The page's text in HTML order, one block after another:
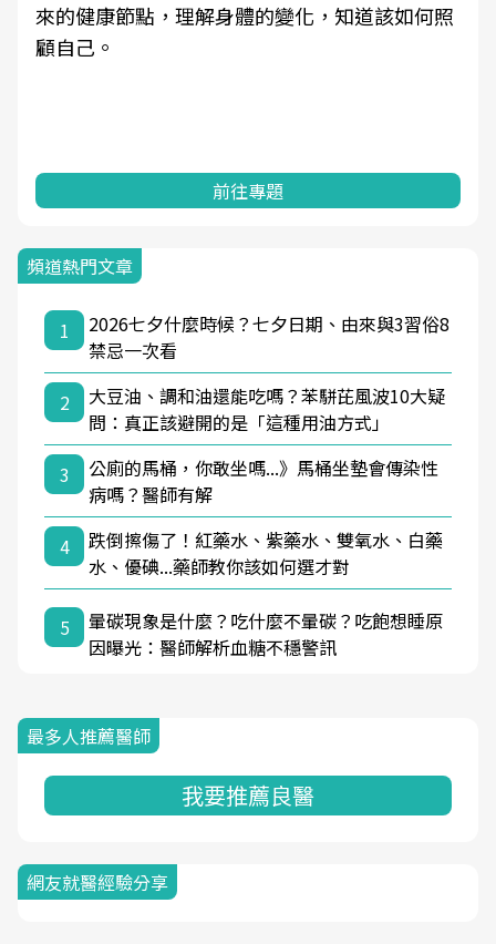
健檢服務大調查」，以倡議健康促進為目的，深
耕健康篩檢之於台灣民眾健康的關鍵角色，並透
前往專題
頻道熱門文章
1
2026七夕什麼時候？七夕日期、由來與3習俗8
禁忌一次看
2
大豆油、調和油還能吃嗎？苯駢芘風波10大疑
問：真正該避開的是「這種用油方式」
3
公廁的馬桶，你敢坐嗎...》馬桶坐墊會傳染性
病嗎？醫師有解
4
跌倒擦傷了！紅藥水、紫藥水、雙氧水、白藥
水、優碘...藥師教你該如何選才對
5
暈碳現象是什麼？吃什麼不暈碳？吃飽想睡原
因曝光：醫師解析血糖不穩警訊
最多人推薦醫師
我要推薦良醫
網友就醫經驗分享